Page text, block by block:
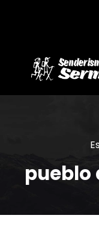
pueblo